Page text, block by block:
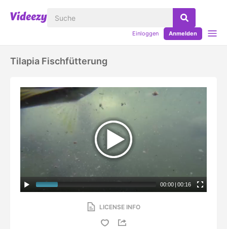
Einloggen Anmelden
Tilapia Fischfütterung
00:00 | 00:16
LICENSE INFO